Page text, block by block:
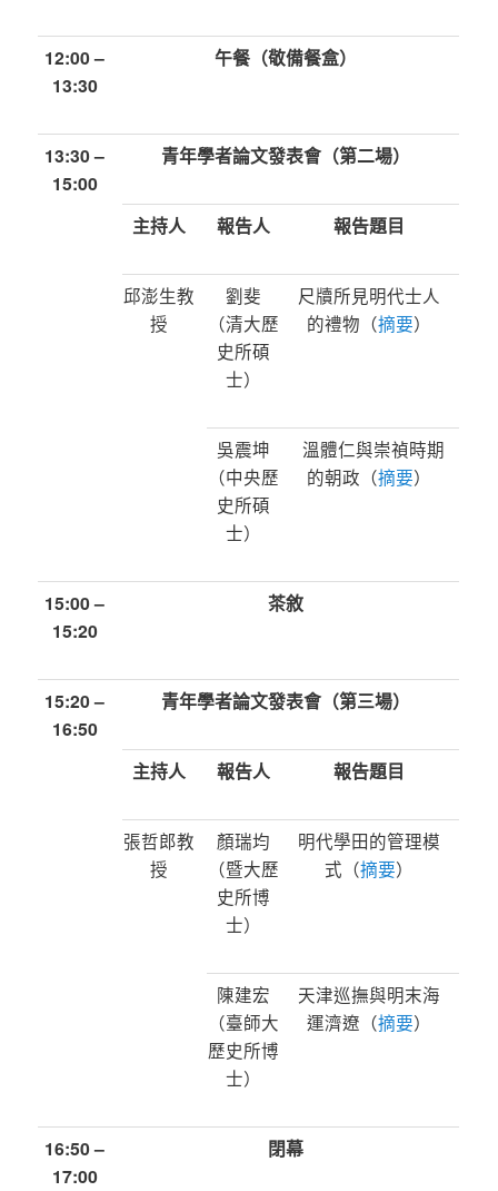
12:00 –
13:30
午餐（敬備餐盒）
13:30 –
15:00
青年學者論文發表會（第二場）
主持人 報告人 報告題目
邱澎生教
授
劉斐
（清大歷
史所碩
士）
尺牘所見明代士人
的禮物（摘要）
吳震坤
（中央歷
史所碩
士）
溫體仁與崇禎時期
的朝政（摘要）
15:00 –
15:20
茶敘
15:20 –
16:50
青年學者論文發表會（第三場）
主持人 報告人 報告題目
張哲郎教
授
顏瑞均
（暨大歷
史所博
士）
明代學田的管理模
式（摘要）
陳建宏
（臺師大
歷史所博
士）
天津巡撫與明末海
運濟遼（摘要）
16:50 –
17:00
閉幕